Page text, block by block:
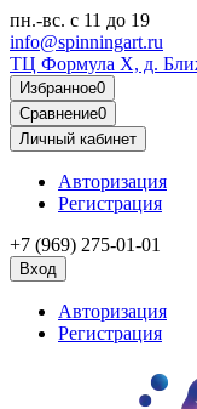
пн.-вс. с 11 до 19
info@spinningart.ru
ТЦ Формула X, д.
Избранное0
Сравнение0
Личный кабинет
Авторизация
Регистрация
+7 (969) 275-01-01
Вход
Авторизация
Регистрация